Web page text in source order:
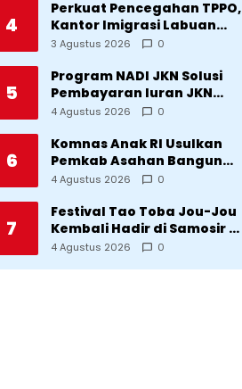
4
Perkuat Pencegahan TPPO,
Kantor Imigrasi Labuan
Bajo Hibahkan Motor
di Manggarai
3 Agustus 2026 0
5
Program NADI JKN Solusi
Pembayaran Iuran JKN
Bagi Pekerja yang
Tetap
4 Agustus 2026 0
6
Komnas Anak RI Usulkan
Pemkab Asahan Bangun
Rumah Anak untuk Korban
4 Agustus 2026 0
7
Festival Tao Toba Jou-Jou
Kembali Hadir di Samosir 6-
9 Agustus 2026: Datang
4 Agustus 2026 0